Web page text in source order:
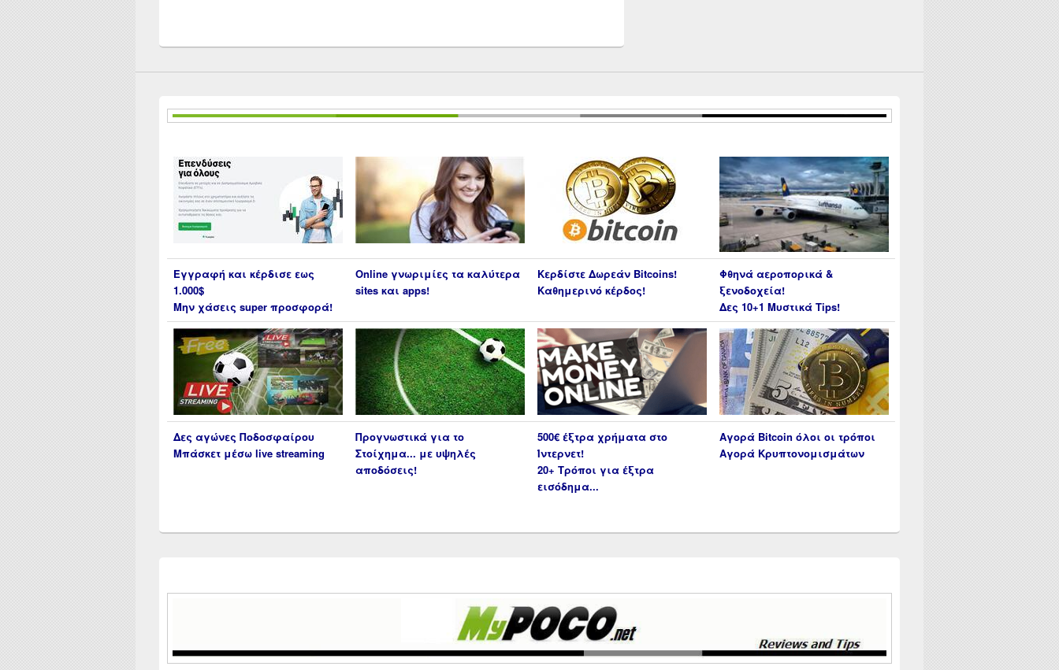
Εγγραφή και κέρδισε εως
1.000$
Μην χάσεις super προσφορά!
Online γνωριμίες τα καλύτερα
sites και apps!
Κερδίστε Δωρεάν Bitcoins!
Καθημερινό κέρδος!
Φθηνά αεροπορικά &
ξενοδοχεία!
Δες 10+1 Μυστικά Tips!
Δες αγώνες Ποδοσφαίρου
Μπάσκετ μέσω live streaming
Προγνωστικά για το
Στοίχημα... με υψηλές
αποδόσεις!
500€ έξτρα χρήματα στο
Ίντερνετ!
20+ Τρόποι για έξτρα
εισόδημα...
Αγορά Bitcoin όλοι οι τρόποι
Αγορά Κρυπτονομισμάτων